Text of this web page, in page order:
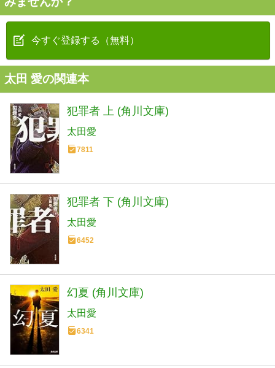
今すぐ登録する（無料）
太田 愛の関連本
犯罪者 上 (角川文庫)
太田愛
7811
犯罪者 下 (角川文庫)
太田愛
6452
幻夏 (角川文庫)
太田愛
6341